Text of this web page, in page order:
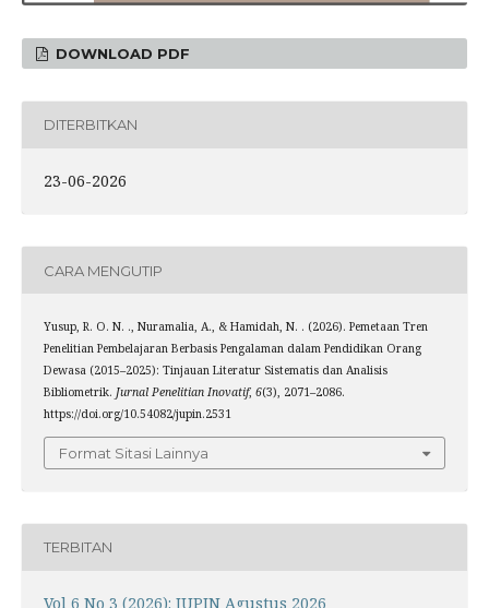
DOWNLOAD PDF
DITERBITKAN
23-06-2026
CARA MENGUTIP
Yusup, R. O. N. ., Nuramalia, A., & Hamidah, N. . (2026). Pemetaan Tren
Penelitian Pembelajaran Berbasis Pengalaman dalam Pendidikan Orang
Dewasa (2015–2025): Tinjauan Literatur Sistematis dan Analisis
Bibliometrik. Jurnal Penelitian Inovatif, 6(3), 2071–2086.
https://doi.org/10.54082/jupin.2531
Format Sitasi Lainnya
TERBITAN
Vol 6 No 3 (2026): JUPIN Agustus 2026